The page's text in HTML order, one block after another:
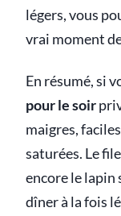
légers, vous
vrai moment
En résumé, si
pour le soir
maigres,
saturées. Le
encore le lapin
dîner à la fois